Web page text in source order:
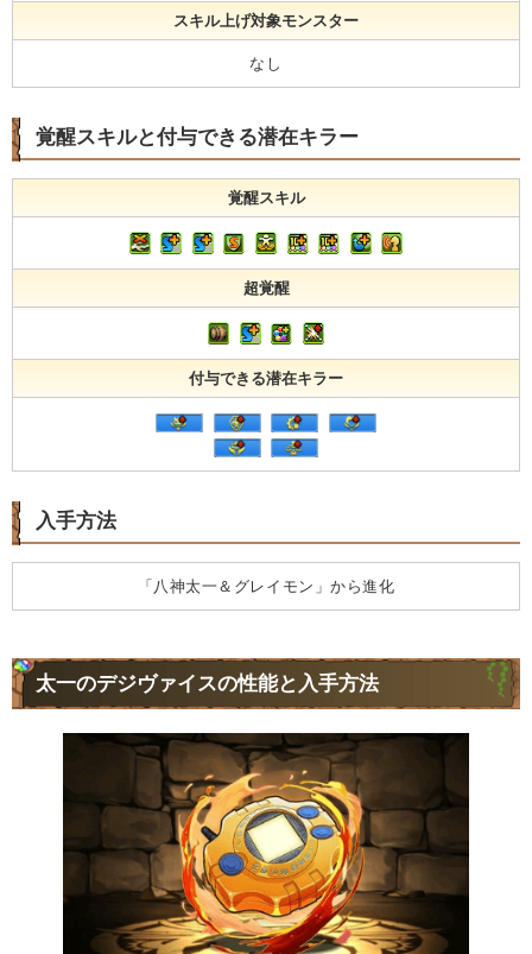
スキル上げ対象モンスター
なし
覚醒スキルと付与できる潜在キラー
覚醒スキル
超覚醒
付与できる潜在キラー
入手方法
「八神太一＆グレイモン」から進化
太一のデジヴァイスの性能と入手方法